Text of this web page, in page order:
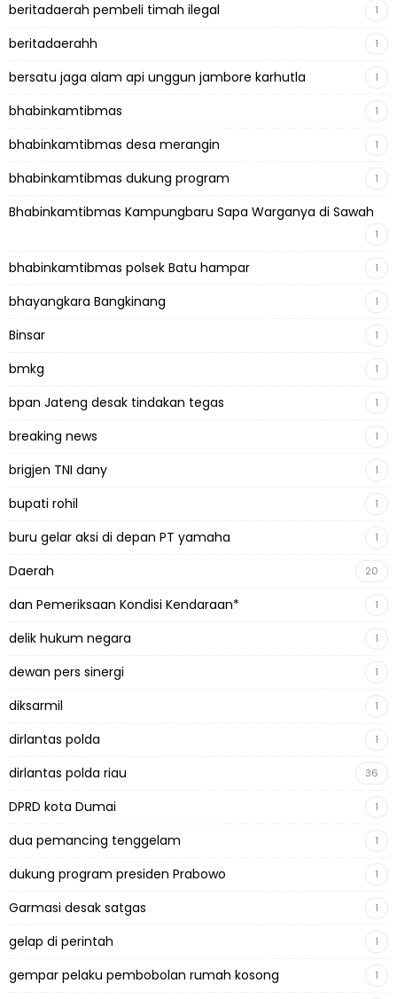
beritadaerah pembeli timah ilegal 1
beritadaerahh 1
bersatu jaga alam api unggun jambore karhutla 1
bhabinkamtibmas 1
bhabinkamtibmas desa merangin 1
bhabinkamtibmas dukung program 1
Bhabinkamtibmas Kampungbaru Sapa Warganya di Sawah
1
bhabinkamtibmas polsek Batu hampar 1
bhayangkara Bangkinang 1
Binsar 1
bmkg 1
bpan Jateng desak tindakan tegas 1
breaking news 1
brigjen TNI dany 1
bupati rohil 1
buru gelar aksi di depan PT yamaha 1
Daerah 20
dan Pemeriksaan Kondisi Kendaraan* 1
delik hukum negara 1
dewan pers sinergi 1
diksarmil 1
dirlantas polda 1
dirlantas polda riau 36
DPRD kota Dumai 1
dua pemancing tenggelam 1
dukung program presiden Prabowo 1
Garmasi desak satgas 1
gelap di perintah 1
gempar pelaku pembobolan rumah kosong 1